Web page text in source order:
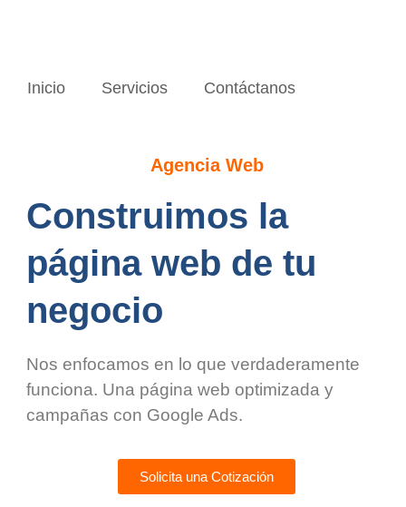
Inicio Servicios Contáctanos
Agencia Web
Construimos la
página web de tu
negocio
Nos enfocamos en lo que verdaderamente
funciona. Una página web optimizada y
campañas con Google Ads.
Solicita una Cotización